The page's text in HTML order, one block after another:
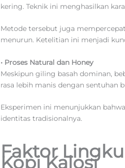
kering. Teknik ini menghasilkan
Metode tersebut juga
menurun. Ketelitian ini menjadi
• Proses Natural dan Honey
Meskipun giling basah dominan,
rasa lebih manis dengan sentuhan
Eksperimen ini menunjukkan
identitas tradisionalnya.
Faktor
Kopi Kalosi